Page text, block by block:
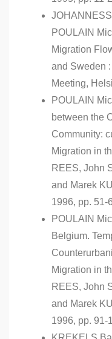
POULAIN
Migration
and Sweden
Meeting,
POULAIN
between the
Community:
Migration in
REES, John
and Marek
1996, pp. 51-
POULAIN
Belgium.
Migration in
REES, John
and Marek
1996, pp. 91-